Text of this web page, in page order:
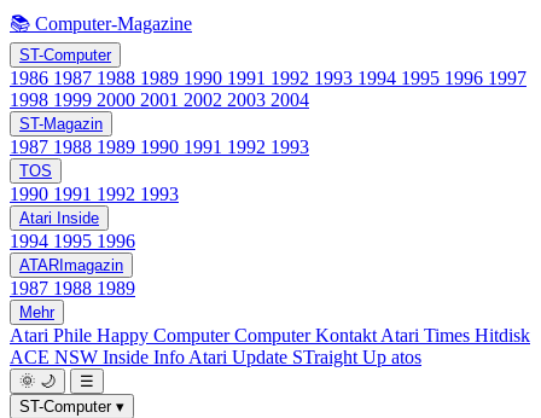
📚 Computer-Magazine
ST-Computer
1986 1987 1988 1989 1990 1991 1992 1993 1994 1995 1996 1997
1998 1999 2000 2001 2002 2003 2004
ST-Magazin
1987 1988 1989 1990 1991 1992 1993
TOS
1990 1991 1992 1993
Atari Inside
1994 1995 1996
ATARImagazin
1987 1988 1989
Mehr
Atari Phile Happy ComputerComputer Kontakt Atari Times Hitdisk
ACE NSW Inside Info Atari Update STraight Up atos
🌞 🌙
☰
ST-Computer ▾